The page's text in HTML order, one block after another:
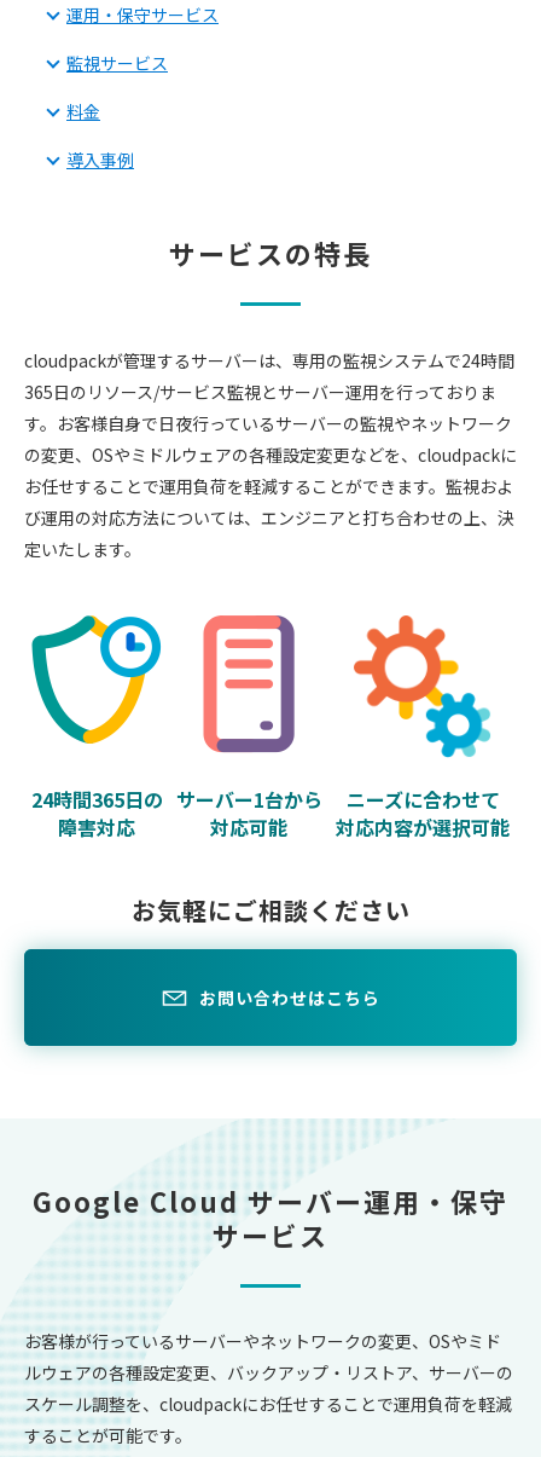
運用・保守サービス
監視サービス
料金
導入事例
サービスの特長
cloudpackが管理するサーバーは、専用の監視システムで24時間
365日のリソース/サービス監視とサーバー運用を行っておりま
す。 お客様自身で日夜行っているサーバーの監視やネットワーク
の変更、OSやミドルウェアの各種設定変更などを、 cloudpackに
お任せすることで運用負荷を軽減することができます。 監視およ
び運用の対応方法については、エンジニアと打ち合わせの上、決
定いたします。
24時間365日の
障害対応
サーバー1台から
対応可能
ニーズに合わせて
対応内容が選択可能
お気軽にご相談ください
お問い合わせはこちら
Google Cloud サーバー運用・保守
サービス
お客様が行っているサーバーやネットワークの変更、 OSやミド
ルウェアの各種設定変更、バックアップ・リストア、サーバーの
スケール調整を、 cloudpackにお任せすることで運用負荷を軽減
することが可能です。